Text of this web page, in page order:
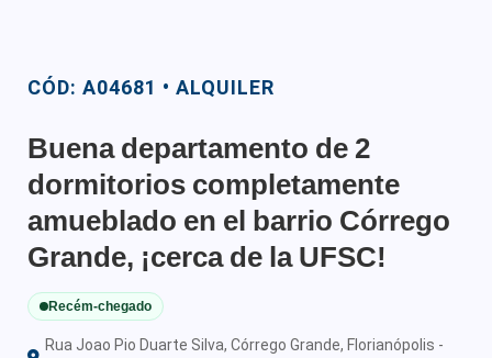
CÓD: A04681 • ALQUILER
Buena departamento de 2
dormitorios completamente
amueblado en el barrio Córrego
Grande, ¡cerca de la UFSC!
Recém-chegado
Rua Joao Pio Duarte Silva, Córrego Grande, Florianópolis -